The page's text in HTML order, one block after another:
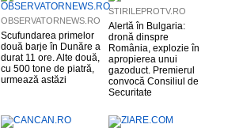
OBSERVATORNEWS.RO
Scufundarea primelor
două barje în Dunăre a
durat 11 ore. Alte două,
cu 500 tone de piatră,
urmează astăzi
STIRILEPROTV.RO
Alertă în Bulgaria:
dronă dinspre
România, explozie în
apropierea unui
gazoduct. Premierul
convocă Consiliul de
Securitate